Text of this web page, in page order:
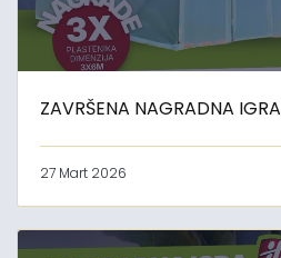
ZAVRŠENA NAGRADNA IGRA
27 Mart 2026